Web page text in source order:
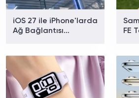
iOS 27 ile iPhone'larda
Ağ Bağlantısı
FE